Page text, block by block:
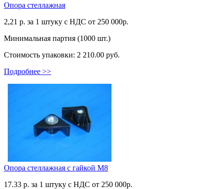
Опора стеллажная
2,21 р. за 1 штуку c НДС от 250 000р.
Минимальная партия (1000 шт.)
Стоимость упаковки: 2 210.00 руб.
Подробнее >>
Опора стеллажная с гайкой М8
17.33 р. за 1 штуку c НДС от 250 000р.